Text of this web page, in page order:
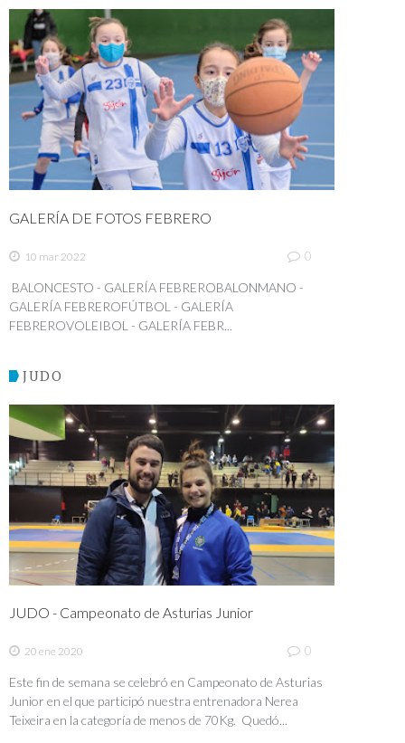
GALERÍA DE FOTOS FEBRERO
10 mar 2022 0
BALONCESTO - GALERÍA FEBREROBALONMANO -
GALERÍA FEBREROFÚTBOL - GALERÍA
FEBREROVOLEIBOL - GALERÍA FEBR...
JUDO
JUDO - Campeonato de Asturias Junior
20 ene 2020 0
Este fin de semana se celebró en Campeonato de Asturias
Junior en el que participó nuestra entrenadora Nerea
Teixeira en la categoría de menos de 70Kg. Quedó...